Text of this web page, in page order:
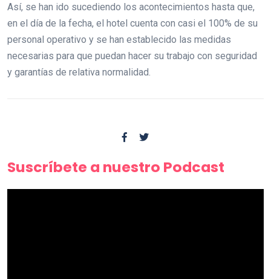
Así, se han ido sucediendo los acontecimientos hasta que,
en el día de la fecha, el hotel cuenta con casi el 100% de su
personal operativo y se han establecido las medidas
necesarias para que puedan hacer su trabajo con seguridad
y garantías de relativa normalidad.
Suscríbete a nuestro Podcast